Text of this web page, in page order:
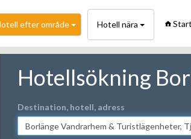
efter område Hotell nära
Hotellsökning
Destination, hotell, adress